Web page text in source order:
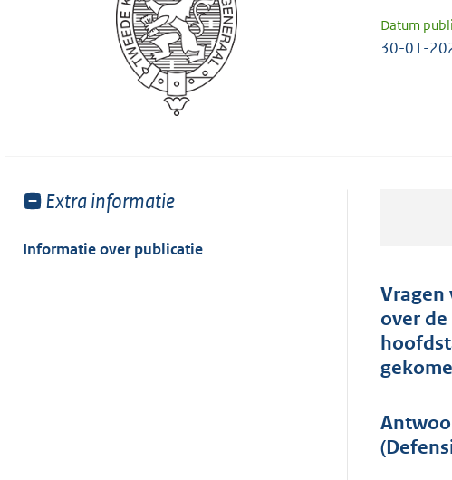
Datum
30-01-
Toon
van:
Extra informatie
Informatie over publicatie
Vragen
over